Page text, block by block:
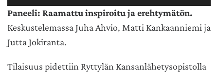
Paneeli: Raamattu inspiroitu ja erehtymätön.
Keskustelemassa Juha Ahvio, Matti Kankaanniemi ja
Jutta Jokiranta.
Tilaisuus pidettiin Ryttylän Kansanlähetysopistolla